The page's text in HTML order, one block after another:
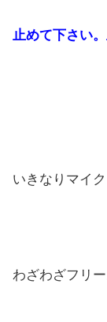
止めて下さい。
いきなりマイ
わざわざフリ